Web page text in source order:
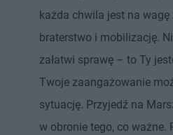
każda chwila jest na wagę
braterstwo i mobilizację.
załatwi sprawę – to Ty
Twoje zaangażowanie
sytuację. Przyjedź na
w obronie tego, co ważne.